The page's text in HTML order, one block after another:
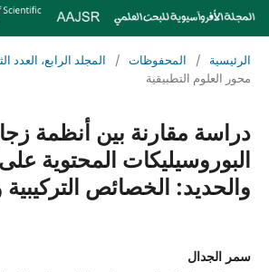
الرئيسية / المحفوظات / المجلد الرابع، العدد
محور العلوم التطبيقية
دراسة مقارنة بين أنظمة
البوروسيليكات المحتوية
والحديد: الخصائص
سمر الجدال